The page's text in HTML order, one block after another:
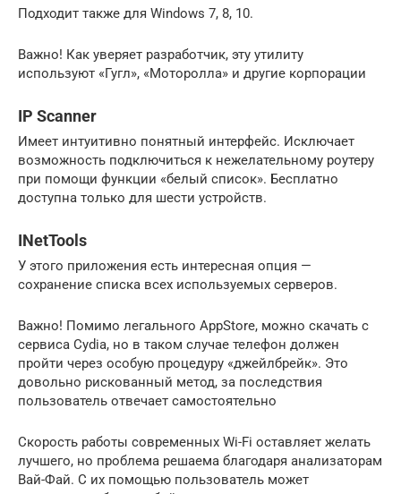
Подходит также для Windows 7, 8, 10.
Важно! Как уверяет разработчик, эту утилиту
используют «Гугл», «Моторолла» и другие корпорации
IP Scanner
Имеет интуитивно понятный интерфейс. Исключает
возможность подключиться к нежелательному роутеру
при помощи функции «белый список». Бесплатно
доступна только для шести устройств.
INetTools
У этого приложения есть интересная опция —
сохранение списка всех используемых серверов.
Важно! Помимо легального AppStore, можно скачать с
сервиса Cydia, но в таком случае телефон должен
пройти через особую процедуру «джейлбрейк». Это
довольно рискованный метод, за последствия
пользователь отвечает самостоятельно
Скорость работы современных Wi-Fi оставляет желать
лучшего, но проблема решаема благодаря анализаторам
Вай-Фай. С их помощью пользователь может